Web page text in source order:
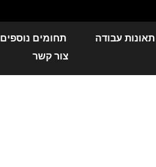
עבודה
תחומים נוספים
צור קשר